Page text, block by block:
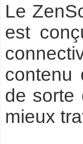
Le
est
contenu
de sorte
mieux